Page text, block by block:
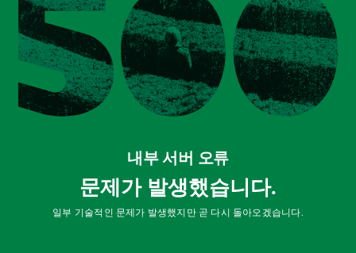
내부 서버 오류
문제가 발생했습니다.
일부 기술적인 문제가 발생했지만 곧 다시 돌아오겠습니다.